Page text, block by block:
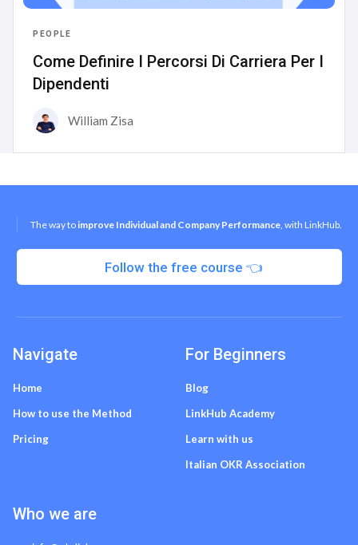
PEOPLE
Come Definire I Percorsi Di Carriera Per I
Dipendenti
William Zisa
The way toimprove Individual and Company Performance, with LinkHub.
Follow the free course 👈
Navigate
Home
How to use the Method
Pricing
For Beginners
Blog
LinkHub Academy
Learn with us
Italian OKR Association
Who we are